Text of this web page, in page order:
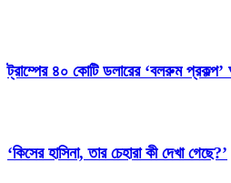
ট্রাম্পের ৪০ কোটি ডলারের ‘বলরুম
‘কিসের হাসিনা, তার চেহারা কী দেখা গেছে?’